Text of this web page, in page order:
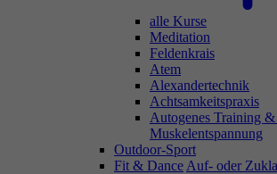
alle Kurse
Meditation
Feldenkrais
Atem
Alexandertechnik
Achtsamkeitspraxis
Autogenes Training &
Muskelentspannung
Outdoor-Sport
Fit & Dance Auf- oder